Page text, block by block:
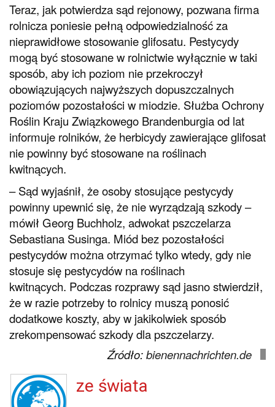
Teraz, jak potwierdza sąd rejonowy, pozwana firma
rolnicza poniesie pełną odpowiedzialność za
nieprawidłowe stosowanie glifosatu. Pestycydy
mogą być stosowane w rolnictwie wyłącznie w taki
sposób, aby ich poziom nie przekroczył
obowiązujących najwyższych dopuszczalnych
poziomów pozostałości w miodzie. Służba Ochrony
Roślin Kraju Związkowego Brandenburgia od lat
informuje rolników, że herbicydy zawierające glifosat
nie powinny być stosowane na roślinach
kwitnących.
– Sąd wyjaśnił, że osoby stosujące pestycydy
powinny upewnić się, że nie wyrządzają szkody –
mówił Georg Buchholz, adwokat pszczelarza
Sebastiana Susinga. Miód bez pozostałości
pestycydów można otrzymać tylko wtedy, gdy nie
stosuje się pestycydów na roślinach
kwitnących. Podczas rozprawy sąd jasno stwierdził,
że w razie potrzeby to rolnicy muszą ponosić
dodatkowe koszty, aby w jakikolwiek sposób
zrekompensować szkody dla pszczelarzy.
Źródło:bienennachrichten.de
ze świata